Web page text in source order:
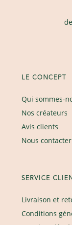
LE CONCEPT
Qui sommes-
Nos créateurs
Avis clients
Nous contacter
SERVICE
Livraison et
Conditions